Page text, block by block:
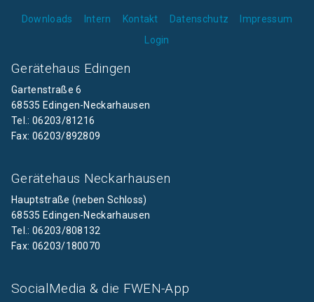
Downloads Intern Kontakt Datenschutz
Impressum
Login
Gerätehaus Edingen
Gartenstraße 6
68535 Edingen-Neckarhausen
Tel.: 06203/81216
Fax: 06203/892809
Gerätehaus Neckarhausen
Hauptstraße (neben Schloss)
68535 Edingen-Neckarhausen
Tel.: 06203/808132
Fax: 06203/180070
SocialMedia & die FWEN-App